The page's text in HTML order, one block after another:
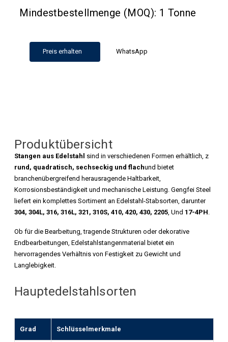
Mindestbestellmenge (MOQ): 1 Tonne
Preis erhalten WhatsApp
Produktübersicht
Stangen aus Edelstahl sind in verschiedenen Formen erhältlich, z
rund, quadratisch, sechseckig und flachund bietet
branchenübergreifend herausragende Haltbarkeit,
Korrosionsbeständigkeit und mechanische Leistung. Gengfei Steel
liefert ein komplettes Sortiment an Edelstahl-Stabsorten, darunter
304, 304L, 316, 316L, 321, 310S, 410, 420, 430, 2205 , Und 17-4PH
Ob für die Bearbeitung, tragende Strukturen oder dekorative
Endbearbeitungen, Edelstahlstangenmaterial bietet ein
hervorragendes Verhältnis von Festigkeit zu Gewicht und
Langlebigkeit.
Hauptedelstahlsorten
Grad Schlüsselmerkmale